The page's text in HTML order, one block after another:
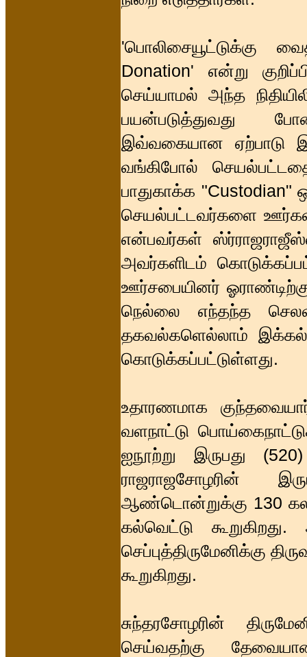
'பொலிசையூட்டுக்கு
Donation' என்று
செய்யாமல் அந்த
பயன்படுத்துவது
இவ்வகையான ஏற்பாடு
வங்கிபோல்
பாதுகாக்க
செயல்பட்டவர்களை
என்பவர்கள்
அவர்களிடம்
ஊர்சபையினர்
நெல்லை எந்தந்த
தகவல்களெல்லாம்
கொடுக்கப்பட்டுள்ளது.
உதாரணமாக
வளநாட்டு
ஐநூற்று இருபது
ராஜராஜசோழரின்
ஆண்டொன்றுக்கு 130
கல்வெட்டு
செப்புத்திருமேனிக்கு
கூறுகிறது.
சுந்தரசோழரின்
செய்வதற்கு